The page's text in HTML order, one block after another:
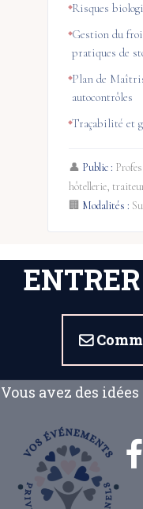
Risques
Gestion du
pratiques de
Plan de
autocontrôles
Traçabilité et
👤 Public :
hôtellerie,
🏢 Modalités :
Gestion
⏱ 3 JOURS —

Vous avez des
